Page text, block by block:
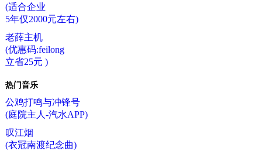
(适合企业
5年仅2000元左右)
老薛主机
(优惠码:feilong
立省25元 )
热门音乐
公鸡打鸣与冲锋号
(庭院主人-汽水APP)
叹江烟
(衣冠南渡纪念曲)